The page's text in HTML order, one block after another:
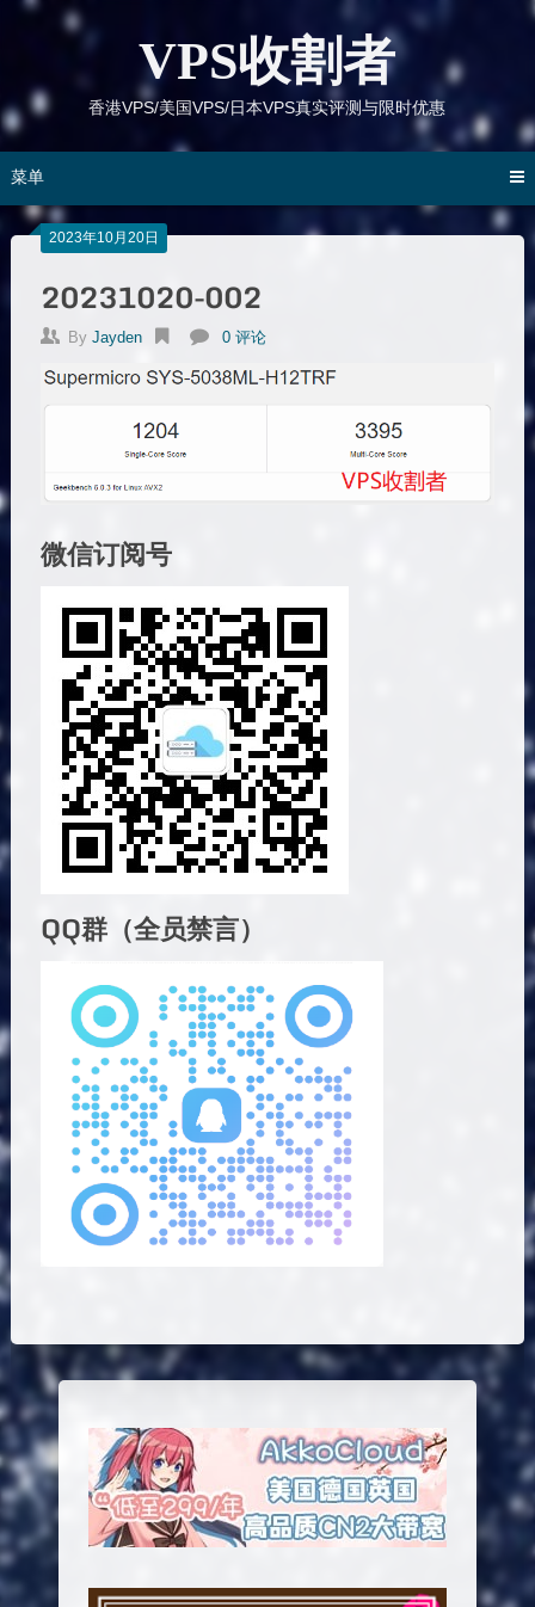
VPS收割者
香港VPS/美国VPS/日本VPS真实评测与限时优惠
菜单
2023年10月20日
20231020-002
By Jayden 0 评论
微信订阅号
QQ群（全员禁言）